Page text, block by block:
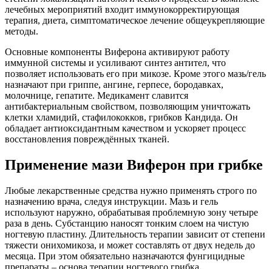
лечебных мероприятий входит иммунокорректирующая
терапия, диета, симптоматическое лечение общеукрепляющие
методы.
Основные компоненты Виферона активируют работу
иммунной системы и усиливают синтез антител, что
позволяет использовать его при микозе. Кроме этого мазь/гель
назначают при гриппе, ангине, герпесе, бородавках,
молочнице, гепатите. Медикамент славится
антибактериальным свойством, позволяющим уничтожать
клетки хламидий, стафилококков, грибков Кандида. Он
обладает антиоксидантным качеством и ускоряет процесс
восстановления повреждённых тканей.
Применение мази Виферон при грибке
Любые лекарственные средства нужно применять строго по
назначению врача, следуя инструкции. Мазь и гель
используют наружно, обрабатывая проблемную зону четыре
раза в день. Субстанцию наносят тонким слоем на чистую
ногтевую пластину. Длительность терапии зависит от степени
тяжести онихомикоза, и может составлять от двух недель до
месяца. При этом обязательно назначаются фунгицидные